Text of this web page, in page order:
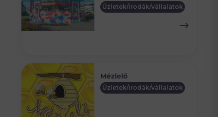
Üzletek/irodák/vállalatok
Mézlelő
Üzletek/irodák/vállalatok